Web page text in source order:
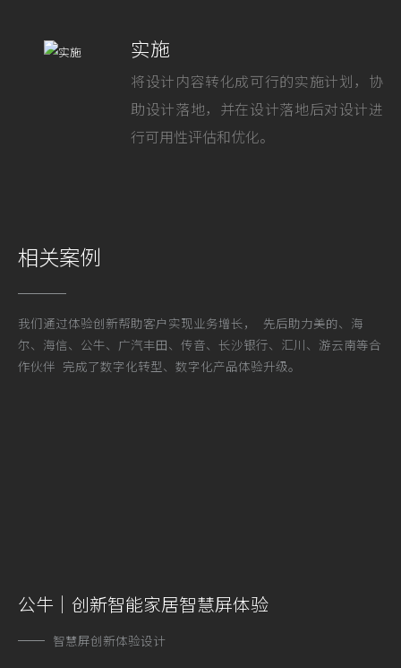
实施
将设计内容转化成可行的实施计划，协
助设计落地，并在设计落地后对设计进
行可用性评估和优化。
相关案例
我们通过体验创新帮助客户实现业务增长， 先后助力美的、海
尔、海信、公牛、广汽丰田、传音、长沙银行、汇川、游云南等合
作伙伴 完成了数字化转型、数字化产品体验升级。
公牛｜创新智能家居智慧屏体验
智慧屏创新体验设计